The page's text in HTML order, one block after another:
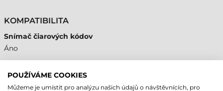
KOMPATIBILITA
Snímač čiarových kódov
Áno
POUŽÍVÁME COOKIES
Můžeme je umístit pro analýzu našich údajů o návštěvnících, pro